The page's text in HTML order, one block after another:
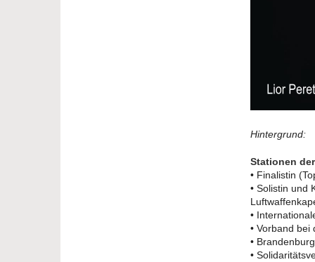
Hintergrund:
Stationen
• Finalistin
• Solistin und
•
• Vorband
•
•